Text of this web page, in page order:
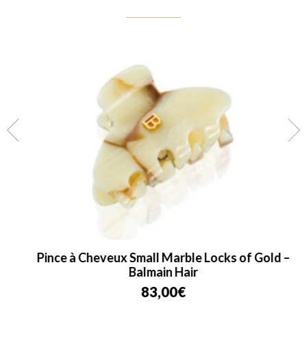
Pince à Cheveux Small Marble Locks of Gold –
Balmain Hair
83,00€